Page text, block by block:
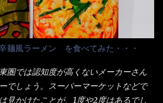
で上がった饂飩は、お店の饂飩に比べ
云えば、稲庭饂飩的な太さですね。 さ
か？ 長葱無かったので、玉葱を刻んで
うどん！ 冷やし釜あげうどん～です。
張って饂飩を盛り付け、お椀に昆布出
これでツルツル～と頂きました。 良い
＋定食セット350円程と値段的には、そ
、客足が絶えない人気店である。 そん
ズナブルで頂ける＜映え＞るメニュー
れです。 当時1,000円税込だった
思うけど・・・ これが出てくると、カ
飛ぶ！ 写真は、キャベツ少なめでお願
は、直径30cmほどあります。 そこに
風ラーメン を食べてみた・・・
圏では認知度が高くないメーカーさん
でしょう。スーパーマーケットなどで
見かけたことが、1度や2度はあるでし